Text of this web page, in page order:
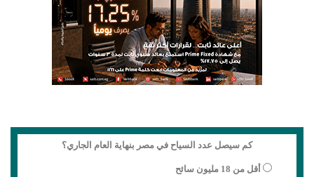
كم سيصل عدد السياح في مصر بنهاية العام الجاري؟
أقل من 18 مليون سائح